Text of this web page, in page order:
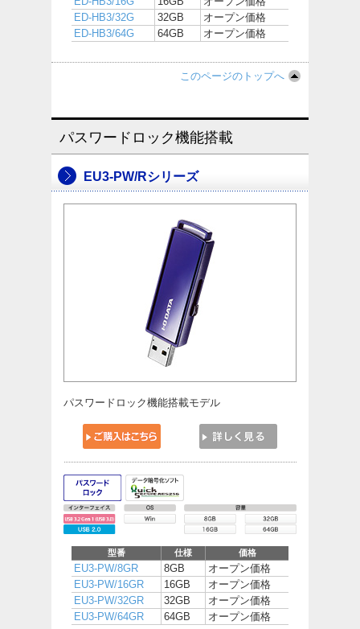
ED-HB3/32G
32GB
オープン価格
ED-HB3/64G
64GB オープン価格
このページのトップへ
パスワードロック機能搭載
EU3-PW/Rシリーズ
パスワードロック機能搭載モデル
型番 仕様 価格
EU3-PW/8GR 8GB
オープン価格
EU3-PW/16GR
16GB
オープン価格
EU3-PW/32GR
32GB
オープン価格
EU3-PW/64GR
64GB オープン価格